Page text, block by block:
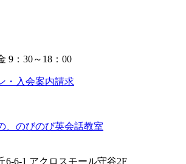
9：30～18：00
6-6-1 アクロスモール守谷2F